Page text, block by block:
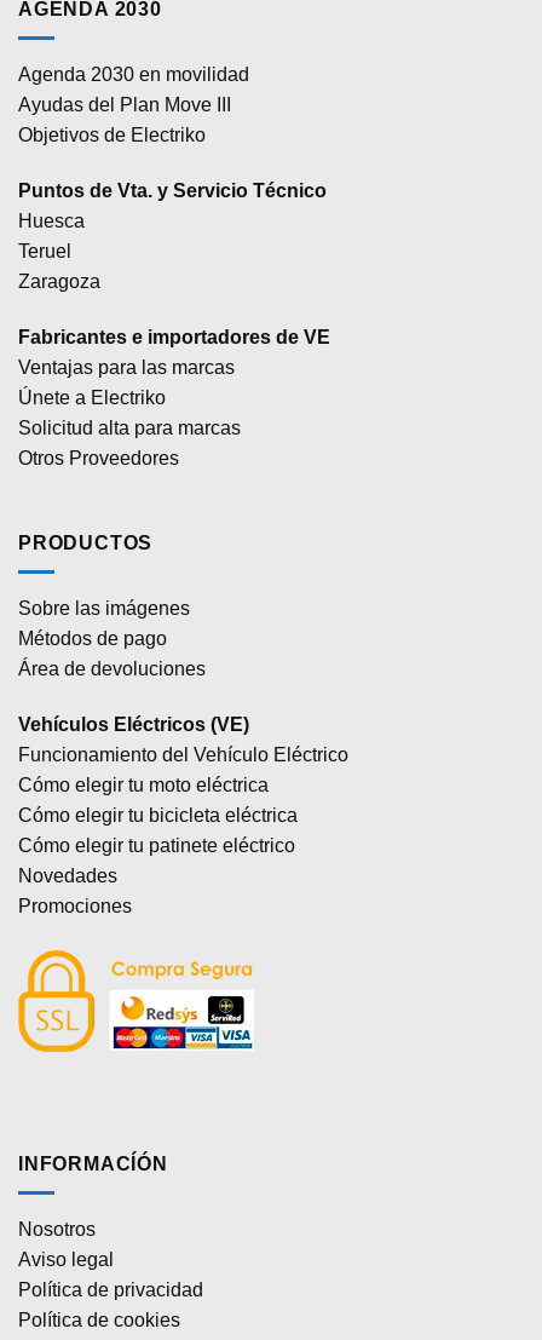
AGENDA 2030
Agenda 2030 en movilidad
Ayudas del Plan Move III
Objetivos de Electriko
Puntos de Vta. y Servicio Técnico
Huesca
Teruel
Zaragoza
Fabricantes e importadores de VE
Ventajas para las marcas
Únete a Electriko
Solicitud alta para marcas
Otros Proveedores
PRODUCTOS
Sobre las imágenes
Métodos de pago
Área de devoluciones
Vehículos Eléctricos (VE)
Funcionamiento del Vehículo Eléctrico
Cómo elegir tu moto eléctrica
Cómo elegir tu bicicleta eléctrica
Cómo elegir tu patinete eléctrico
Novedades
Promociones
INFORMACÍÓN
Nosotros
Aviso legal
Política de privacidad
Política de cookies